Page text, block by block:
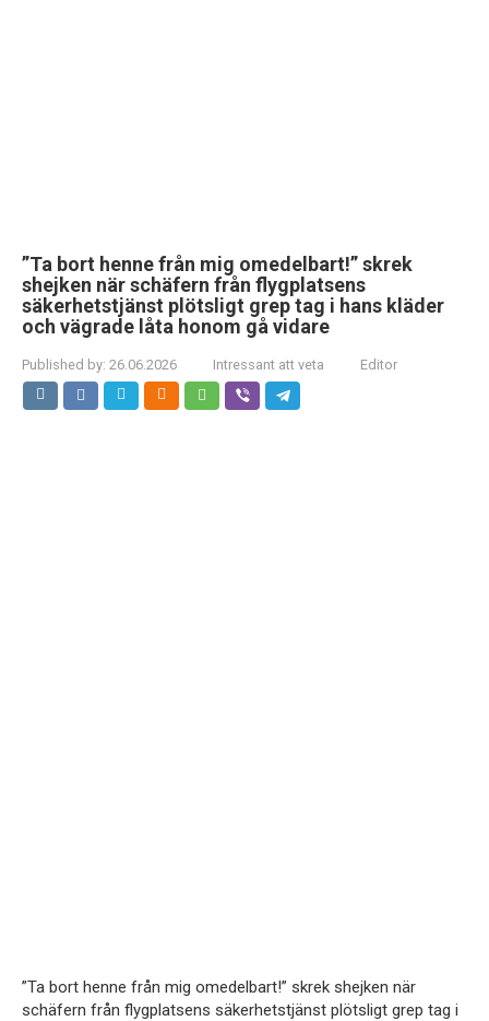
”Ta bort henne från mig omedelbart!” skrek
shejken när schäfern från flygplatsens
säkerhetstjänst plötsligt grep tag i hans kläder
och vägrade låta honom gå vidare
Published by: 26.06.2026 Intressant att veta Editor
”Ta bort henne från mig omedelbart!” skrek shejken när
schäfern från flygplatsens säkerhetstjänst plötsligt grep tag i